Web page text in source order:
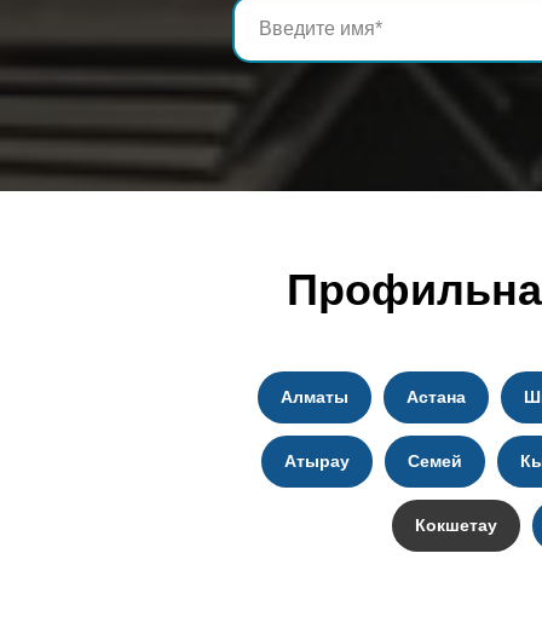
Труба профильная квадратного
10х10х0.7
0.2
Труба профильная квадратного
Труба профильная квадратного
Труба профильная квадратного
Алматы Астана
Атырау Семей
Кокшетау